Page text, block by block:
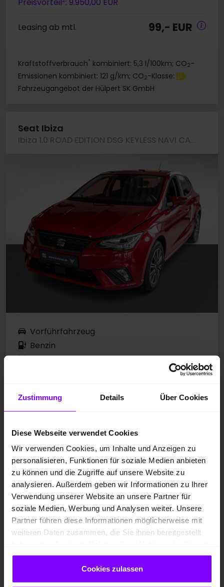
Zustimmung Details Über Cookies
Diese Webseite verwendet Cookies
Wir verwenden Cookies, um Inhalte und Anzeigen zu
personalisieren, Funktionen für soziale Medien anbieten
zu können und die Zugriffe auf unsere Website zu
analysieren. Außerdem geben wir Informationen zu Ihrer
Verwendung unserer Website an unsere Partner für
soziale Medien, Werbung und Analysen weiter. Unsere
Partner führen diese Informationen möglicherweise mit
weiteren Daten zusammen, die Sie ihnen bereitgestellt
gesammelt haben.
Cookies zulassen
Leasing ab mtl. 99,- EUR
Kraftstoffverbrauch* kombiniert: 5,3 l/100km; CO2-
Emissionen kombiniert: 121 g/km; CO2-Klasse: D
Fahrzeugangebot der Hülpert SK GmbH
Seat Ibiza
Ibiza 1.0 ROAD EDITION DSG KEYLESS NAVI CAM LM16
Vorführfahrzeug
Benzin
EZ 12.2025
85 kW / 116 PS
Automatik
LED-SCHEINWERFER
VORSERSITZE HEIZBAR
VIRTUAL COCKPIT
UPE: 33.915,00 EUR
Preis inkl. MwSt.
20.912,00 EUR
Preisvorteil2 : 13.003,00 EUR